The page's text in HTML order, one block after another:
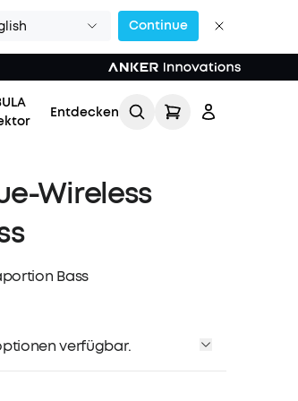
Continue
Entdecken
Bestellung
Wireless
Bass
verfügbar.